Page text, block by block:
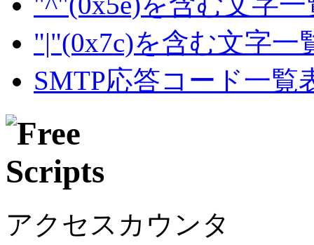
"|"(0x7c)を含む文字一
SMTP応答コード一覧
アクセスカウンタ